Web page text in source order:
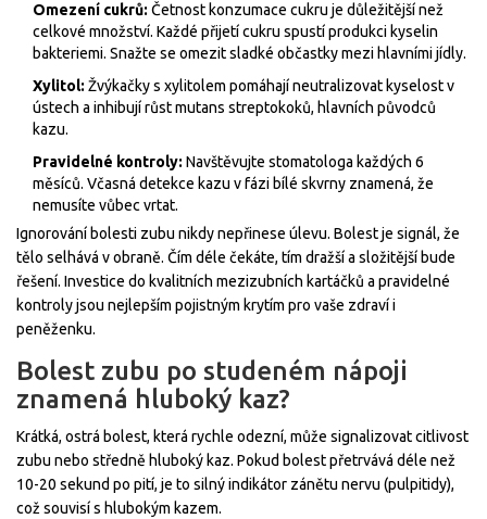
Omezení cukrů: Četnost konzumace cukru je důležitější než
celkové množství. Každé přijetí cukru spustí produkci kyselin
bakteriemi. Snažte se omezit sladké občastky mezi hlavními jídly.
Xylitol: Žvýkačky s xylitolem pomáhají neutralizovat kyselost v
ústech a inhibují růst mutans streptokoků, hlavních původců
kazu.
Pravidelné kontroly: Navštěvujte stomatologa každých 6
měsíců. Včasná detekce kazu v fázi bílé skvrny znamená, že
nemusíte vůbec vrtat.
Ignorování bolesti zubu nikdy nepřinese úlevu. Bolest je signál, že
tělo selhává v obraně. Čím déle čekáte, tím dražší a složitější bude
řešení. Investice do kvalitních mezizubních kartáčků a pravidelné
kontroly jsou nejlepším pojistným krytím pro vaše zdraví i
peněženku.
Bolest zubu po studeném nápoji
znamená hluboký kaz?
Krátká, ostrá bolest, která rychle odezní, může signalizovat citlivost
zubu nebo středně hluboký kaz. Pokud bolest přetrvává déle než
10-20 sekund po pití, je to silný indikátor zánětu nervu (pulpitidy),
což souvisí s hlubokým kazem.